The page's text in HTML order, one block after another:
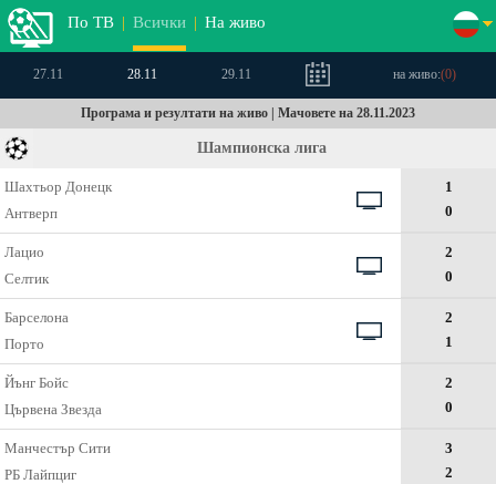
По ТВ | Всички | На живо
27.11 28.11 29.11 на живо:(0)
Програма и резултати на живо | Мачовете на 28.11.2023
Шампионска лига
Шахтьор Донецк
Антверп
1
0
Лацио
Селтик
2
0
Барселона
Порто
2
1
Йънг Бойс
Цървена Звезда
2
0
Манчестър Сити
РБ Лайпциг
3
2